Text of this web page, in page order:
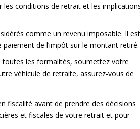
conditions de retrait et les
comme un revenu imposable. Il
de l’impôt sur le montant retiré.
les formalités, soumettez votre
véhicule de retraite, assurez-vous de
fiscalité avant de prendre des décisions
et fiscales de votre retrait et pour